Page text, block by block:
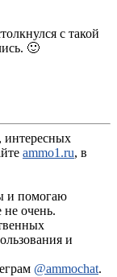
с такой
🙂
интересных
ammo1.ru, в
и помогаю
не очень.
и
@ammochat.